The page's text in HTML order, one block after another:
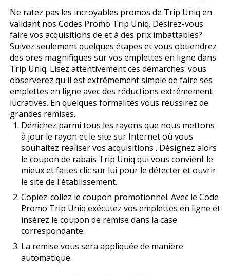
Ne ratez pas les incroyables promos de Trip Uniq en
validant nos Codes Promo Trip Uniq. Désirez-vous
faire vos acquisitions de et à des prix imbattables?
Suivez seulement quelques étapes et vous obtiendrez
des offres magnifiques sur vos emplettes en ligne dans
Trip Uniq. Lisez attentivement ces démarches: vous
observerez qu'il est extrêmement simple de faire ses
emplettes en ligne avec des réductions extrêmement
lucratives. En quelques formalités vous réussirez de
grandes remises.
Dénichez parmi tous les rayons que nous mettons
à jour le rayon et le site sur Internet où vous
souhaitez réaliser vos acquisitions . Désignez alors
le coupon de rabais Trip Uniq qui vous convient le
mieux et faites clic sur lui pour le détecter et ouvrir
le site de l'établissement.
Copiez-collez le coupon promotionnel. Avec le Code
Promo Trip Uniq exécutez vos emplettes en ligne et
insérez le coupon de remise dans la case
correspondante.
La remise vous sera appliquée de manière
automatique.